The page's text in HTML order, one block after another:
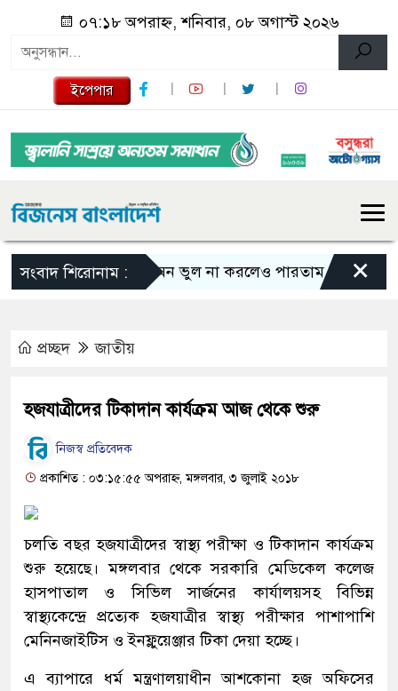
০৭:১৮ অপরাহ্ন, শনিবার, ০৮ অগাস্ট ২০২৬
ইপেপার
সংবাদ শিরোনাম :এমন ভুল না করলেও পারতাম : শাকিব খান
×
প্রচ্ছদ জাতীয়
হজযাত্রীদের টিকাদান কার্যক্রম আজ থেকে শুরু
নিজস্ব প্রতিবেদক
প্রকাশিত : ০৩:১৫:৫৫ অপরাহ্ন, মঙ্গলবার, ৩ জুলাই ২০১৮
চলতি বছর হজযাত্রীদের স্বাস্থ্য পরীক্ষা ও টিকাদান কার্যক্রম
শুরু হয়েছে। মঙ্গলবার থেকে সরকারি মেডিকেল কলেজ
হাসপাতাল ও সিভিল সার্জনের কার্যালয়সহ বিভিন্ন
স্বাস্থ্যকেন্দ্রে প্রত্যেক হজযাত্রীর স্বাস্থ্য পরীক্ষার পাশাপাশি
মেনিনজাইটিস ও ইনফ্লুয়েঞ্জার টিকা দেয়া হচ্ছে।
এ ব্যাপারে ধর্ম মন্ত্রণালয়াধীন আশকোনা হজ অফিসের